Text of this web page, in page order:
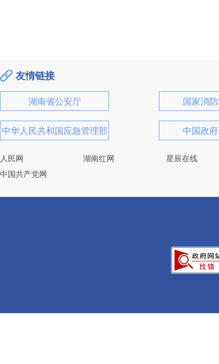
友情链接
湖南省公安厅 国家消
中华人民共和国应急管理部 中国政
人民网 湖南红网
星辰在线
中国共产党网